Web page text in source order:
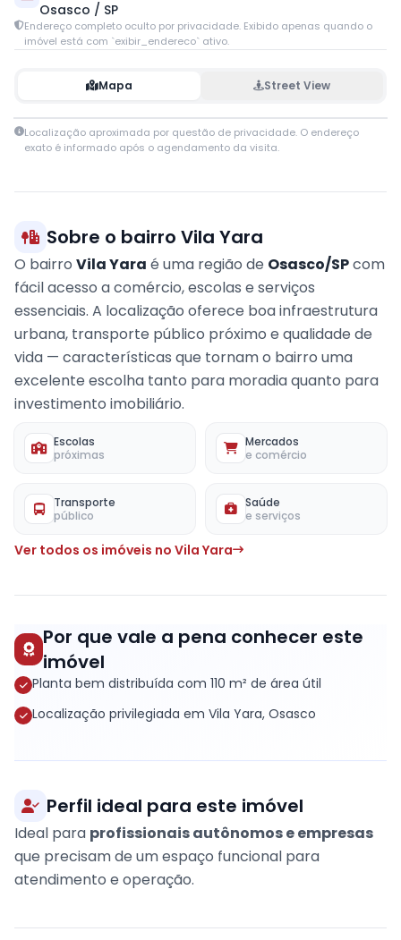
Osasco / SP
Endereço completo oculto por privacidade. Exibido apenas quando o
imóvel está com `exibir_endereco` ativo.
Mapa Street View
+
Localização aproximada por questão de privacidade. O endereço
exato é informado após o agendamento da visita.
Sobre o bairro Vila Yara
O bairro Vila Yara é uma região de Osasco/SPcom
fácil acesso a comércio, escolas e serviços
essenciais. A localização oferece boa infraestrutura
urbana, transporte público próximo e qualidade de
vida — características que tornam o bairro uma
excelente escolha tanto para moradia quanto para
investimento imobiliário.
Escolas
próximas
Mercados
e comércio
Transporte
público
Saúde
e serviços
Ver todos os imóveis no Vila Yara
Por que vale a pena conhecer este
imóvel
Planta bem distribuída com 110 m² de área útil
Localização privilegiada em Vila Yara, Osasco
Perfil ideal para este imóvel
Ideal para profissionais autônomos e empresas
que precisam de um espaço funcional para
atendimento e operação.